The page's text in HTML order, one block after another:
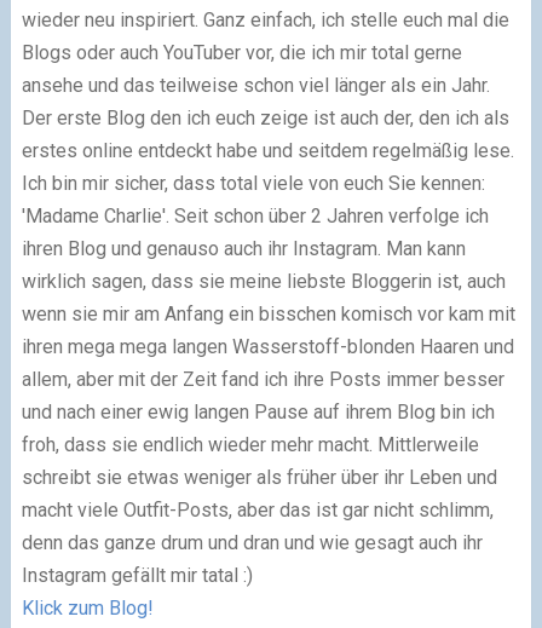
wieder neu inspiriert. Ganz einfach, ich stelle euch mal die
Blogs oder auch YouTuber vor, die ich mir total gerne
ansehe und das teilweise schon viel länger als ein Jahr.
Der erste Blog den ich euch zeige ist auch der, den ich als
erstes online entdeckt habe und seitdem regelmäßig lese.
Ich bin mir sicher, dass total viele von euch Sie kennen:
'Madame Charlie'. Seit schon über 2 Jahren verfolge ich
ihren Blog und genauso auch ihr Instagram. Man kann
wirklich sagen, dass sie meine liebste Bloggerin ist, auch
wenn sie mir am Anfang ein bisschen komisch vor kam mit
ihren mega mega langen Wasserstoff-blonden Haaren und
allem, aber mit der Zeit fand ich ihre Posts immer besser
und nach einer ewig langen Pause auf ihrem Blog bin ich
froh, dass sie endlich wieder mehr macht. Mittlerweile
schreibt sie etwas weniger als früher über ihr Leben und
macht viele Outfit-Posts, aber das ist gar nicht schlimm,
denn das ganze drum und dran und wie gesagt auch ihr
Instagram gefällt mir tatal :)
Klick zum Blog!